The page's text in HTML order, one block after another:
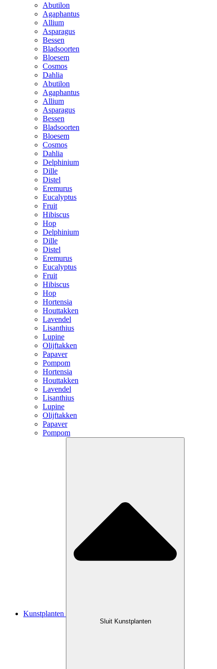
Abutilon
Agaphantus
Allium
Asparagus
Bessen
Bladsoorten
Bloesem
Cosmos
Dahlia
Abutilon
Agaphantus
Allium
Asparagus
Bessen
Bladsoorten
Bloesem
Cosmos
Dahlia
Delphinium
Dille
Distel
Eremurus
Eucalyptus
Fruit
Hibiscus
Hop
Delphinium
Dille
Distel
Eremurus
Eucalyptus
Fruit
Hibiscus
Hop
Hortensia
Houttakken
Lavendel
Lisanthius
Lupine
Olijftakken
Papaver
Pompom
Hortensia
Houttakken
Lavendel
Lisanthius
Lupine
Olijftakken
Papaver
Pompom
Kunstplanten
Sluit Kunstplanten